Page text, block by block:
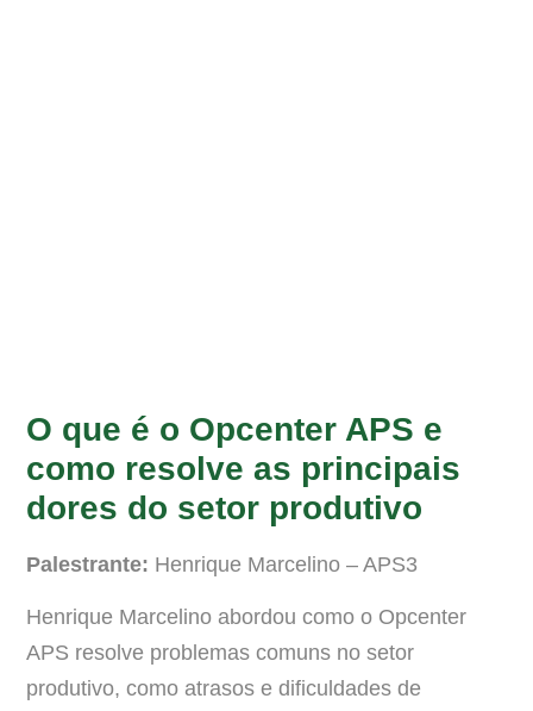
O que é o Opcenter APS e
como resolve as principais
dores do setor produtivo
Palestrante: Henrique Marcelino – APS3
Henrique Marcelino abordou como o Opcenter
APS resolve problemas comuns no setor
produtivo, como atrasos e dificuldades de